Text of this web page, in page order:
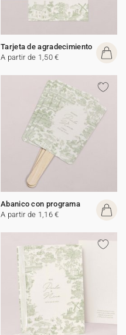
Tarjeta de agradecimiento
A partir de 1,50 €
Abanico con programa
A partir de 1,16 €